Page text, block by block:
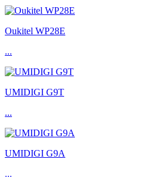
Oukitel WP28E
...
UMIDIGI G9T
...
UMIDIGI G9A
...